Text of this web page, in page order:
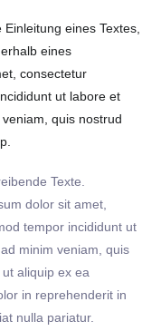
eines Textes,
eines
consectetur
ut labore et
quis nostrud
Texte.
dolor sit amet,
tempor incididunt ut
minim veniam, quis
aliquip ex ea
in reprehenderit in
nulla pariatur.